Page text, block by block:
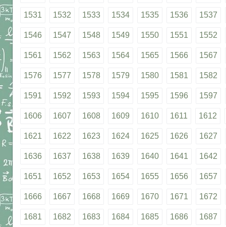
1531 1532 1533 1534 1535 1536 1537
1546 1547 1548 1549 1550 1551 1552
1561 1562 1563 1564 1565 1566 1567
1576 1577 1578 1579 1580 1581 1582
1591 1592 1593 1594 1595 1596 1597
1606 1607 1608 1609 1610 1611 1612
1621 1622 1623 1624 1625 1626 1627
1636 1637 1638 1639 1640 1641 1642
1651 1652 1653 1654 1655 1656 1657
1666 1667 1668 1669 1670 1671 1672
1681 1682 1683 1684 1685 1686 1687